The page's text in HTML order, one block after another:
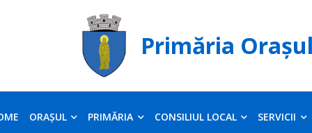
Primăria
ORAȘUL PRIMĂRIA CONSILIUL LOCAL SERVICII